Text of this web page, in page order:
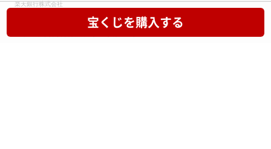
宝くじを購入する
楽天銀行株式会社